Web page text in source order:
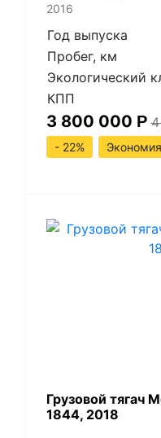
2016
Год выпуска
Пробег, км
Экологический
КПП
3 800 000 Р
- 22%
Грузовой тягач
1844, 2018